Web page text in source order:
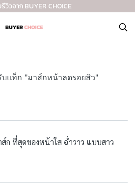
วิวจาก BUYER CHOICE
บแท็ก "มาส์กหน้าลดรอยสิว"
ส์ก ที่สุดของหน้าใส ฉ่ำวาว แบบสาว